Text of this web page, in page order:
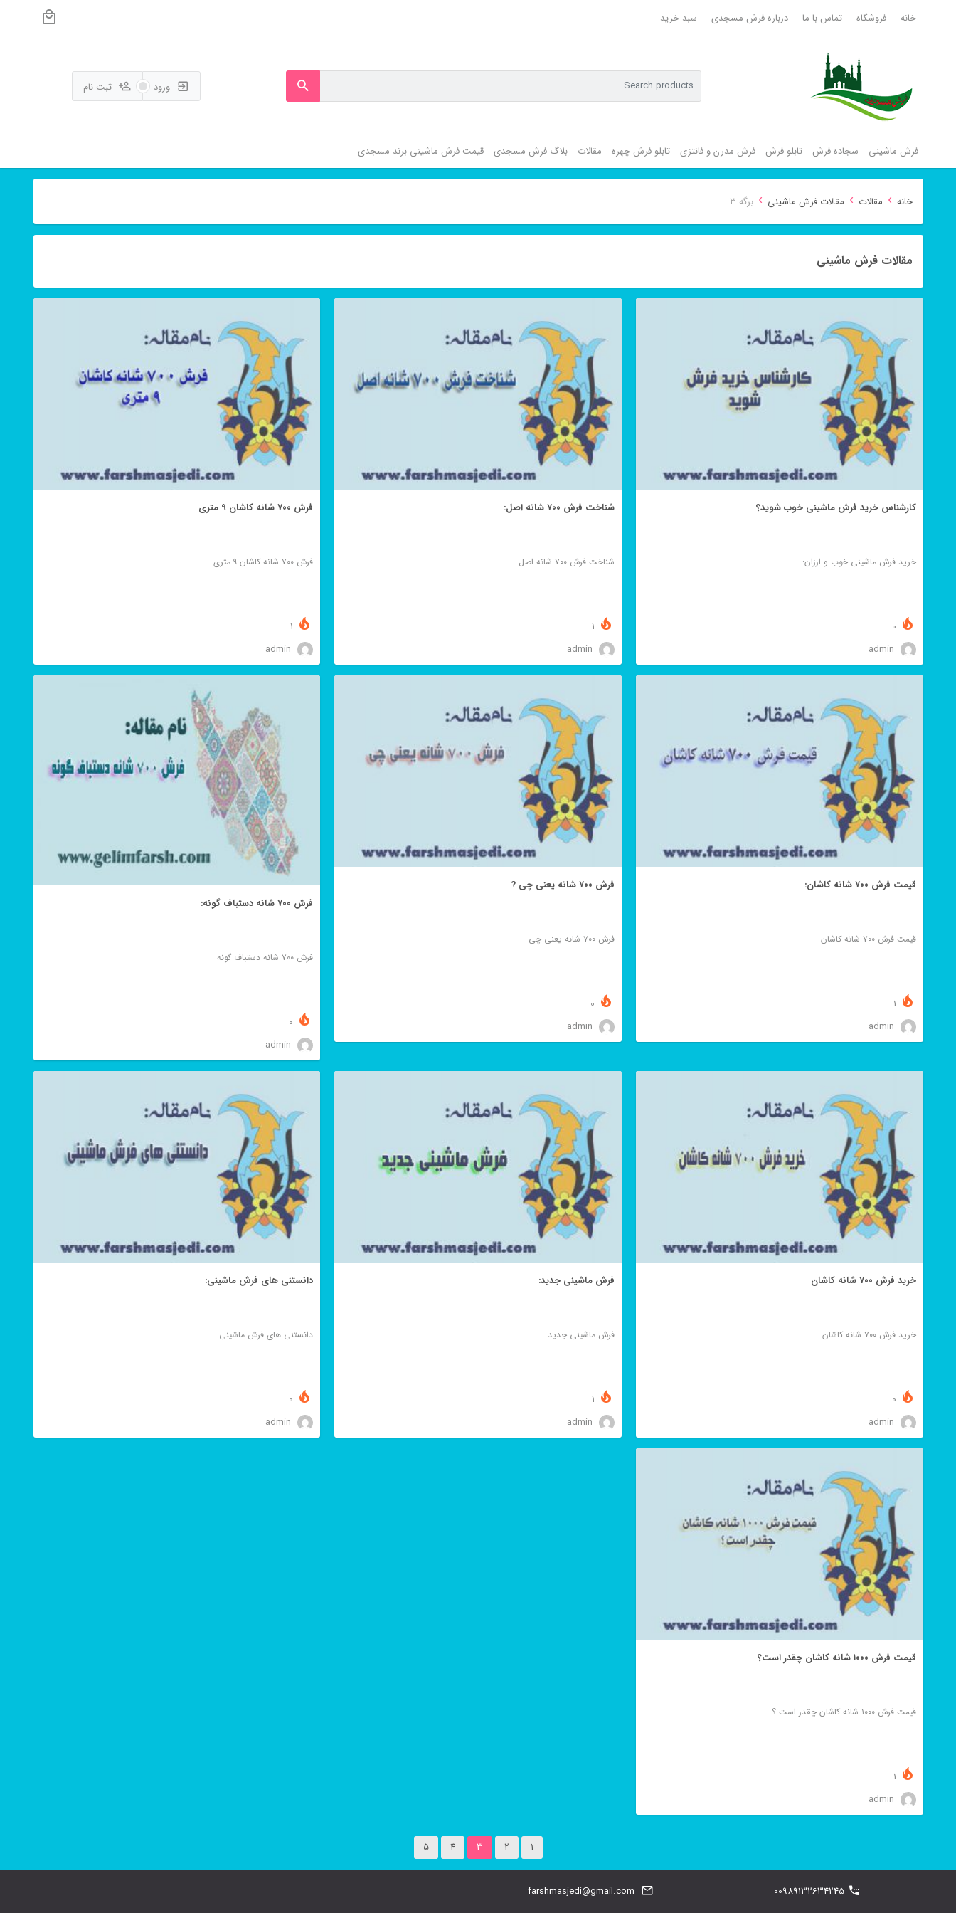
خانه فروشگاه تماس با ما درباره فرش مسجدی سبد خرید
ورود ثبت نام
فرش ماشینی سجاده فرش تابلو فرش فرش مدرن و فانتزی تابلو فرش چهره مقالات بلاگ فرش مسجدی قیمت فرش ماشینی برند مسجدی
خانه › مقالات › مقالات فرش ماشینی › برگه 3
مقالات فرش ماشینی
کارشناس خرید فرش ماشینی خوب شوید؟
خرید فرش ماشینی خوب و ارزان:
admin
شناخت فرش ۷۰۰ شانه اصل:
شناخت فرش ۷۰۰ شانه اصل
admin
فرش ۷۰۰ شانه کاشان ۹ متری
فرش ۷۰۰ شانه کاشان ۹ متری
admin
قیمت فرش ۷۰۰ شانه کاشان:
قیمت فرش ۷۰۰ شانه کاشان
admin
فرش ۷۰۰ شانه یعنی چی ?
فرش ۷۰۰ شانه یعنی چی
admin
فرش ۷۰۰ شانه دستباف گونه:
فرش ۷۰۰ شانه دستباف گونه
admin
خرید فرش ۷۰۰ شانه کاشان
خرید فرش ۷۰۰ شانه کاشان
admin
فرش ماشینی جدید:
فرش ماشینی جدید:
admin
دانستنی های فرش ماشینی:
دانستنی های فرش ماشینی
admin
قیمت فرش ۱۰۰۰ شانه کاشان چقدر است؟
قیمت فرش ۱۰۰۰ شانه کاشان چقدر است ؟
admin
1
2
3
4
5
00989132634245
farshmasjedi@gmail.com